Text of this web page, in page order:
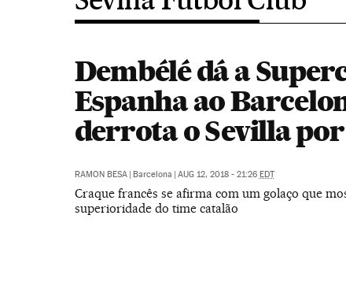
Dembélé dá a
Espanha ao
derrota o Sevilla por
RAMON BESA | Barcelona | AUG 12, 2018 - 21:26 EDT
Craque francês se afirma com um golaço que
superioridade do time catalão